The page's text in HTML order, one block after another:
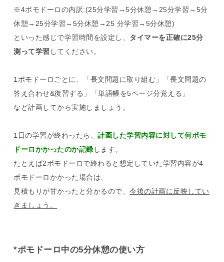
※4ポモドーロの内訳:(25分学習→5分休憩→25分学習→5分
休憩→25分学習→5分休憩→25 分学習→5分休憩)
といった感じで学習時間を設定し、 タイマーを正確に25分
測って学習 してください。
1ポモドーロごとに、「長文問題に取り組む」「長文問題の
答え合わせ&復習する」「単語帳を5ページ分覚える」
など計画してから実施しましょう。
1日の学習が終わったら、計画した学習内容に対して何ポモ
ドーロかかったのか記録 します。
たとえば2ポモドーロで終わると想定していた学習内容が4
ポモドーロかかった場合は、
見積もりが甘かったと分かるので、今後の計画に反映してい
きましょう。
*ポモドーロ中の5分休憩の使い方